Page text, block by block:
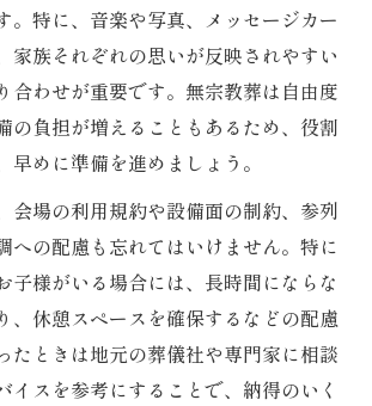
。特に、音楽や写真、メッセージカー
家族それぞれの思いが反映されやすい
合わせが重要です。無宗教葬は自由度
の負担が増えることもあるため、役割
早めに準備を進めましょう。
会場の利用規約や設備面の制約、参列
への配慮も忘れてはいけません。特に
子様がいる場合には、長時間にならな
、休憩スペースを確保するなどの配慮
たときは地元の葬儀社や専門家に相談
イスを参考にすることで、納得のいく